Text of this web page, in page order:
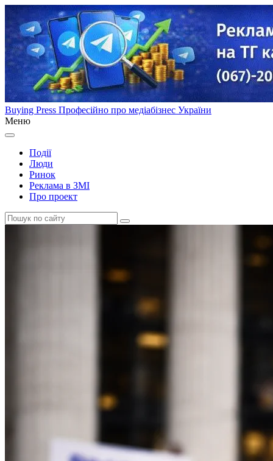
Buying Press Професійно про медіабізнес України
Меню
Події
Люди
Ринок
Реклама в ЗМІ
Про проект